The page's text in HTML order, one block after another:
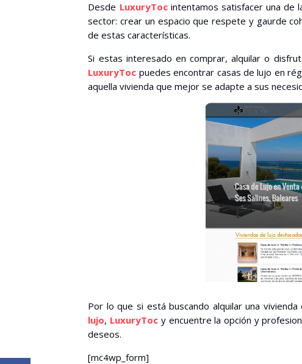
Desde LuxuryTocintentamos satisfacer una de
sector: crear un espacio que respete y gaurde
de estas características.
Si estas interesado en comprar, alquilar o
LuxuryToc puedes encontrar casas de lujo en
aquella vivienda que mejor se adapte a sus
Por lo que si está buscando alquilar una
lujo, LuxuryToc y encuentre la opción y
deseos.
[mc4wp_form]